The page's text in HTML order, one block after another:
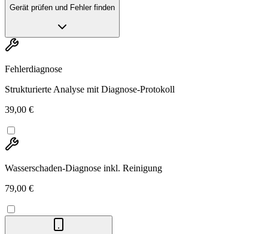
Gerät prüfen und Fehler finden
Fehlerdiagnose
Strukturierte Analyse mit Diagnose-Protokoll
39,00 €
Wasserschaden-Diagnose inkl. Reinigung
79,00 €